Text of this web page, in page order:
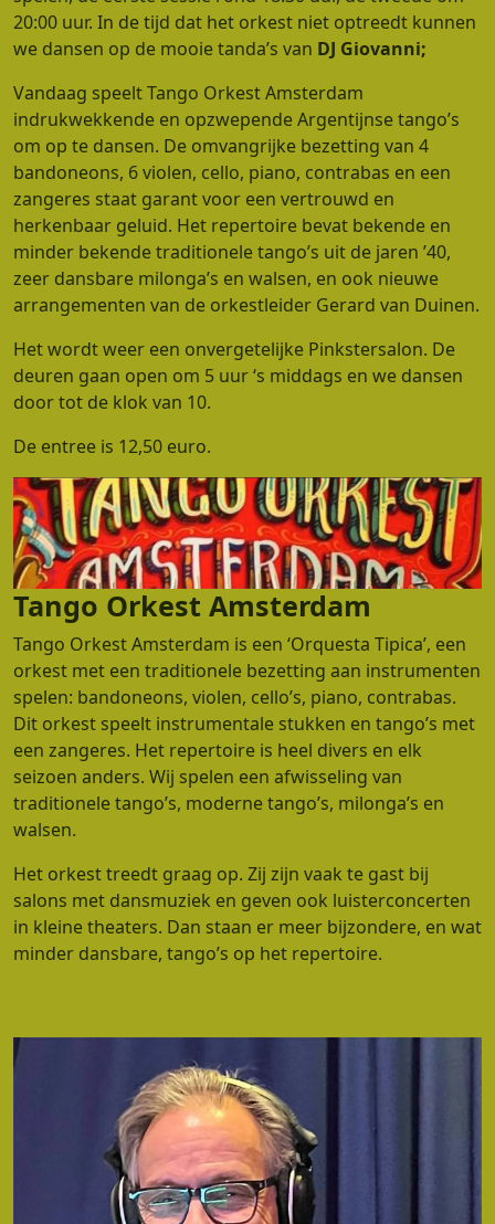
20:00 uur. In de tijd dat het orkest niet optreedt kunnen
we dansen op de mooie tanda’s van DJ Giovanni;
Vandaag speelt Tango Orkest Amsterdam
indrukwekkende en opzwepende Argentijnse tango’s
om op te dansen. De omvangrijke bezetting van 4
bandoneons, 6 violen, cello, piano, contrabas en een
zangeres staat garant voor een vertrouwd en
herkenbaar geluid. Het repertoire bevat bekende en
minder bekende traditionele tango’s uit de jaren ’40,
zeer dansbare milonga’s en walsen, en ook nieuwe
arrangementen van de orkestleider Gerard van Duinen.
Het wordt weer een onvergetelijke Pinkstersalon. De
deuren gaan open om 5 uur ‘s middags en we dansen
door tot de klok van 10.
De entree is 12,50 euro.
Tango Orkest Amsterdam
Tango Orkest Amsterdam is een ‘Orquesta Tipica’, een
orkest met een traditionele bezetting aan instrumenten
spelen: bandoneons, violen, cello’s, piano, contrabas.
Dit orkest speelt instrumentale stukken en tango’s met
een zangeres. Het repertoire is heel divers en elk
seizoen anders. Wij spelen een afwisseling van
traditionele tango’s, moderne tango’s, milonga’s en
walsen.
Het orkest treedt graag op. Zij zijn vaak te gast bij
salons met dansmuziek en geven ook luisterconcerten
in kleine theaters. Dan staan er meer bijzondere, en wat
minder dansbare, tango’s op het repertoire.